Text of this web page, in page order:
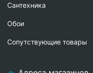
Сантехника
Обои
Сопутствующие товары